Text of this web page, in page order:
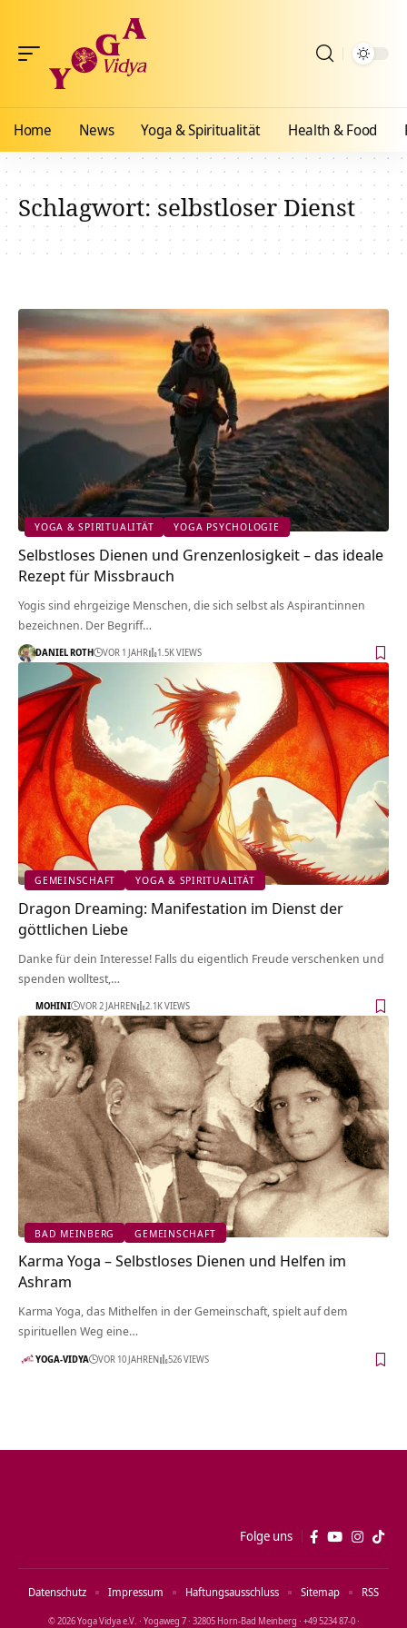
Home News Yoga & Spiritualität Health & Food
Schlagwort:selbstloser Dienst
YOGA & SPIRITUALITÄT YOGA PSYCHOLOGIE
Selbstloses Dienen und Grenzenlosigkeit – das ideale
Rezept für Missbrauch
Yogis sind ehrgeizige Menschen, die sich selbst als Aspirant:innen
bezeichnen. Der Begriff…
DANIEL ROTH VOR 1 JAHR 1.5K VIEWS
GEMEINSCHAFT YOGA & SPIRITUALITÄT
Dragon Dreaming: Manifestation im Dienst der
göttlichen Liebe
Danke für dein Interesse! Falls du eigentlich Freude verschenken und
spenden wolltest,…
MOHINI VOR 2 JAHREN 2.1K VIEWS
BAD MEINBERG GEMEINSCHAFT
Karma Yoga – Selbstloses Dienen und Helfen im
Ashram
Karma Yoga, das Mithelfen in der Gemeinschaft, spielt auf dem
spirituellen Weg eine…
YOGA-VIDYA VOR 10 JAHREN 526 VIEWS
Folge uns
© 2026 Yoga Vidya e.V. · Yogaweg 7 · 32805 Horn‑Bad Meinberg · +49 5234 87‑0 ·
Datenschutz Impressum Haftungsausschluss Sitemap RSS